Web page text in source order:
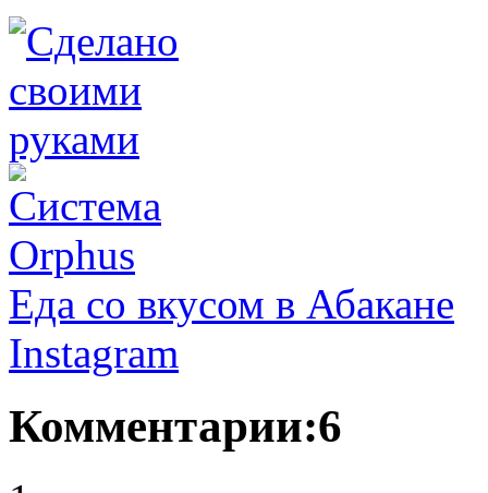
Еда со вкусом в Абакане
Instagram
Комментарии:6